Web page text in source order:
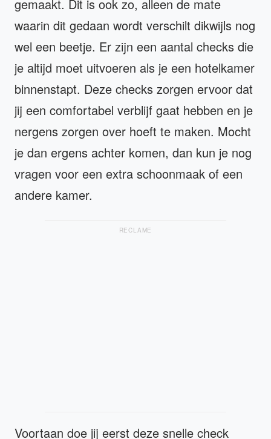
gemaakt. Dit is ook zo, alleen de mate
waarin dit gedaan wordt verschilt dikwijls nog
wel een beetje. Er zijn een aantal checks die
je altijd moet uitvoeren als je een hotelkamer
binnenstapt. Deze checks zorgen ervoor dat
jij een comfortabel verblijf gaat hebben en je
nergens zorgen over hoeft te maken. Mocht
je dan ergens achter komen, dan kun je nog
vragen voor een extra schoonmaak of een
andere kamer.
RECLAME
Voortaan doe jij eerst deze snelle check